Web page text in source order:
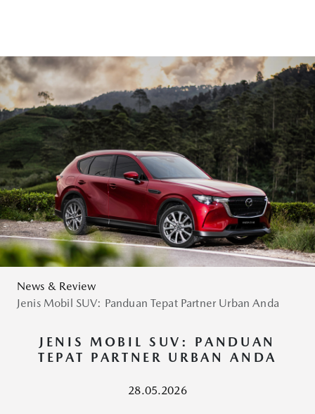
News & Review
Jenis Mobil SUV: Panduan Tepat Partner Urban Anda
JENIS MOBIL SUV: PANDUAN
TEPAT PARTNER URBAN ANDA
28.05.2026